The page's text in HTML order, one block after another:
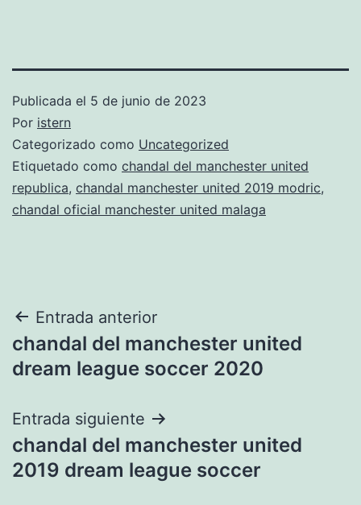
Publicada el 5 de junio de 2023
Por istern
Categorizado como Uncategorized
Etiquetado como chandal del manchester united
republica, chandal manchester united 2019 modric,
chandal oficial manchester united malaga
Navegación
de
Entrada anterior
chandal del manchester united
dream league soccer 2020
Entrada siguiente
chandal del manchester united
2019 dream league soccer